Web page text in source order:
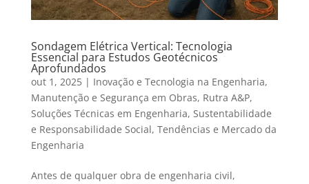
Sondagem Elétrica Vertical: Tecnologia
Essencial para Estudos Geotécnicos
Aprofundados
out 1, 2025| Inovação e Tecnologia na Engenharia,
Manutenção e Segurança em Obras, Rutra A&P,
Soluções Técnicas em Engenharia, Sustentabilidade
e Responsabilidade Social, Tendências e Mercado da
Engenharia
Antes de qualquer obra de engenharia civil,